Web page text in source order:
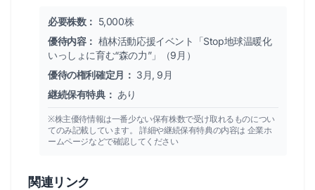
必要株数： 5,000株
優待内容： 植林活動応援イベント「Stop地球温暖化
いっしょに育む“森の力”」（9月）
優待の権利確定月： 3月, 9月
継続保有特典： あり
※株主優待情報は一番少ない保有株数で受け取れるものについ
てのみ記載しています。 詳細や継続保有特典の内容は 企業ホ
ームページなどで確認してください
関連リンク